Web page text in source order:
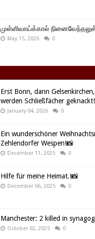
முள்ளிவாய்க்கால்
May 15, 2026 0
Erst Bonn, dann
werden Schließfächer geknackt!
January 04, 2026 0
Ein wunderschöner
Zehlendorfer Wespen!📸
December 11, 2025 0
Hilfe für meine Heimat.!📸
December 06, 2025 0
Manchester: 2 killed in
October 02, 2025 0